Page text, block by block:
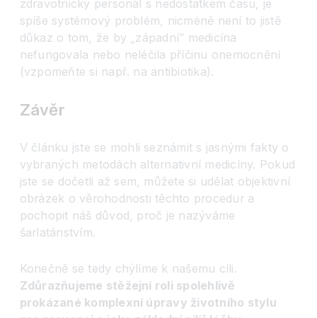
zdravotnický personál s nedostatkem času, je
spíše systémový problém, nicméně není to jistě
důkaz o tom, že by „západní“ medicína
nefungovala nebo neléčila příčinu onemocnění
(vzpomeňte si např. na antibiotika).
Závěr
V článku jste se mohli seznámit s jasnými fakty o
vybraných metodách alternativní medicíny. Pokud
jste se dočetli až sem, můžete si udělat objektivní
obrázek o věrohodnosti těchto procedur a
pochopit náš důvod, proč je nazýváme
šarlatánstvím.
Konečně se tedy chýlíme k našemu cíli.
Zdůrazňujeme stěžejní roli spolehlivě
prokázané komplexní úpravy životního stylu